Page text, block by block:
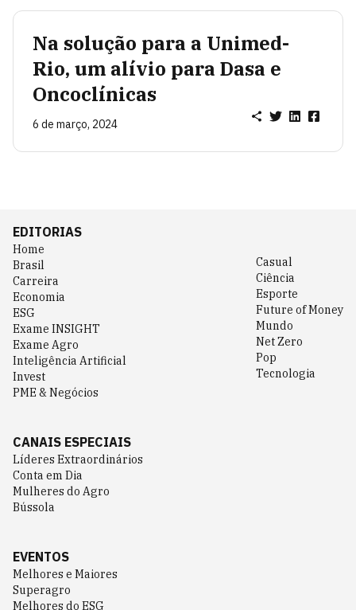
Na solução para a Unimed-
Rio, um alívio para Dasa e
Oncoclínicas
6 de março, 2024
EDITORIAS
Home
Brasil
Carreira
Economia
ESG
Exame INSIGHT
Exame Agro
Inteligência Artificial
Invest
PME & Negócios
Casual
Ciência
Esporte
Future of Money
Mundo
Net Zero
Pop
Tecnologia
CANAIS ESPECIAIS
Líderes Extraordinários
Conta em Dia
Mulheres do Agro
Bússola
EVENTOS
Melhores e Maiores
Superagro
Melhores do ESG